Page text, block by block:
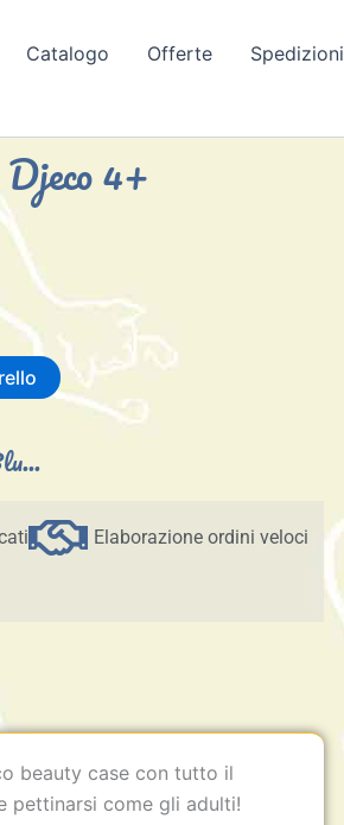
Catalogo Offerte Spedizioni
4+
Elaborazione ordini veloci
beauty case con tutto il
pettinarsi come gli adulti!